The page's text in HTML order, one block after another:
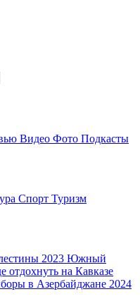
Видео Фото Подкасты
Спорт Туризм
2023 Южный
отдохнуть на Кавказе
в Азербайджане 2024